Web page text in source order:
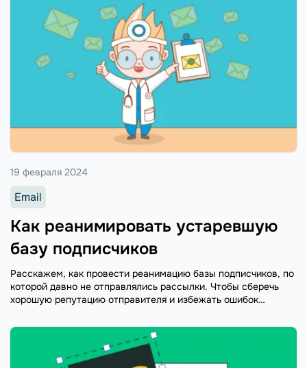
Как реанимировать устаревшую
базу подписчиков
19 февраля 2024
Email
Расскажем, как провести реанимацию базы подписчиков, по
которой давно не отправлялись рассылки. Чтобы сберечь
хорошую репутацию отправителя и избежать ошибок